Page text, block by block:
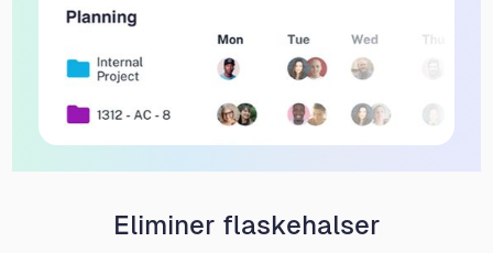
Eliminer flaskehalser